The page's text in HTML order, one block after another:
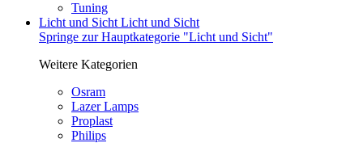
Tuning
Licht und Sicht Licht und Sicht
Springe zur Hauptkategorie "Licht und Sicht"
Weitere Kategorien
Osram
Lazer Lamps
Proplast
Philips